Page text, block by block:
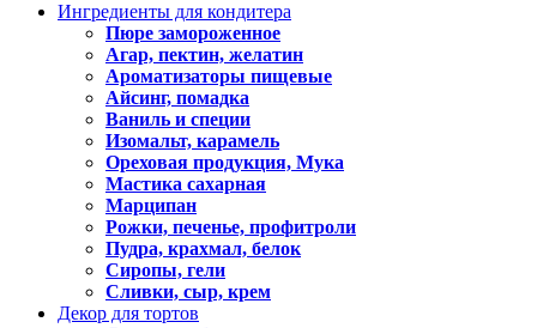
Ингредиенты для кондитера
Пюре замороженное
Агар, пектин, желатин
Ароматизаторы пищевые
Айсинг, помадка
Ваниль и специи
Изомальт, карамель
Ореховая продукция, Мука
Мастика сахарная
Марципан
Рожки, печенье, профитроли
Пудра, крахмал, белок
Сиропы, гели
Сливки, сыр, крем
Декор для тортов